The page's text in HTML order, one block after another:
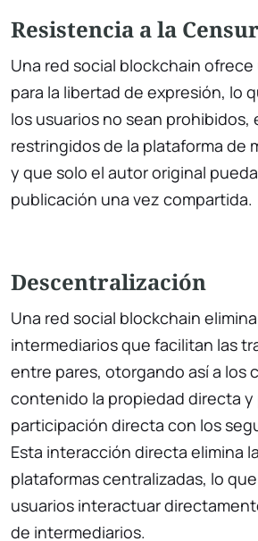
Resistencia a la
Una red social blockchain
para la libertad de expresión, lo
los usuarios no sean prohibidos,
restringidos de la plataforma de
y que solo el autor original
publicación una vez compartida.
Descentralización
Una red social blockchain
intermediarios que facilitan las
entre pares, otorgando así a los
contenido la propiedad directa y
participación directa con los
Esta interacción directa elimina
plataformas centralizadas, lo
usuarios interactuar
de intermediarios.